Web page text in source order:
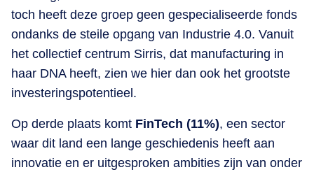
toch heeft deze groep geen gespecialiseerde fonds
ondanks de steile opgang van Industrie 4.0. Vanuit
het collectief centrum Sirris, dat manufacturing in
haar DNA heeft, zien we hier dan ook het grootste
investeringspotentieel.
Op derde plaats komt FinTech (11%), een sector
waar dit land een lange geschiedenis heeft aan
innovatie en er uitgesproken ambities zijn van onder